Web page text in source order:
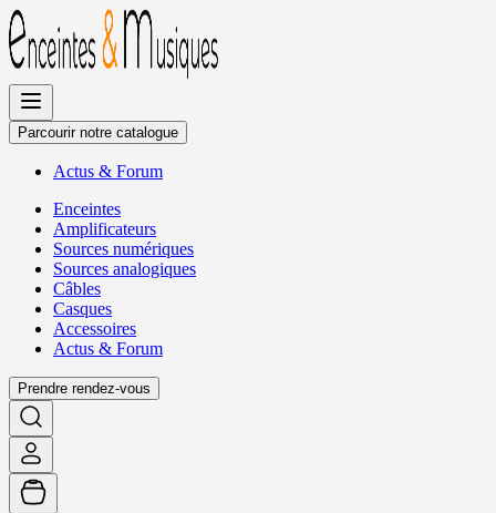
Allez
au
contenu
Parcourir notre catalogue
Actus & Forum
Enceintes
Amplificateurs
Sources numériques
Sources analogiques
Câbles
Casques
Accessoires
Actus & Forum
Prendre rendez-vous